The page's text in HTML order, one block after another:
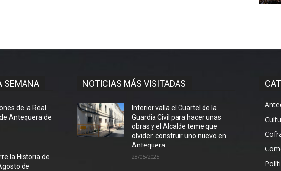
SEMANA
de la Real
Antequera de
la Historia de
de
NOTICIAS MÁS VISITADAS
Interior valla el Cuartel de la
Guardia Civil para hacer unas
obras y el Alcalde teme que
olviden construir uno nuevo en
Antequera
28/05/2025